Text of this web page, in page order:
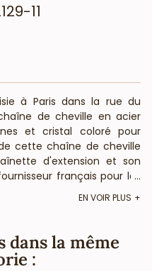
11
à Paris dans la rue du
de cheville en acier
et cristal coloré pour
cette chaîne de cheville
d'extension et son
français pour les
ne contient pas de
et européennes).
...
EN VOIR PLUS
dans la même
: